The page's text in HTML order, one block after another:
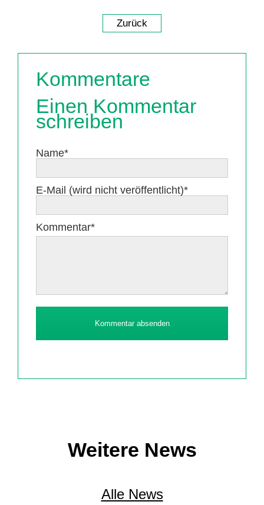
Zurück
Kommentare
Einen Kommentar
schreiben
Pflichtfeld
Name*
Pflichtfeld
E-Mail (wird nicht veröffentlicht)*
Pflichtfeld
Kommentar*
Kommentar absenden
Weitere News
Alle News